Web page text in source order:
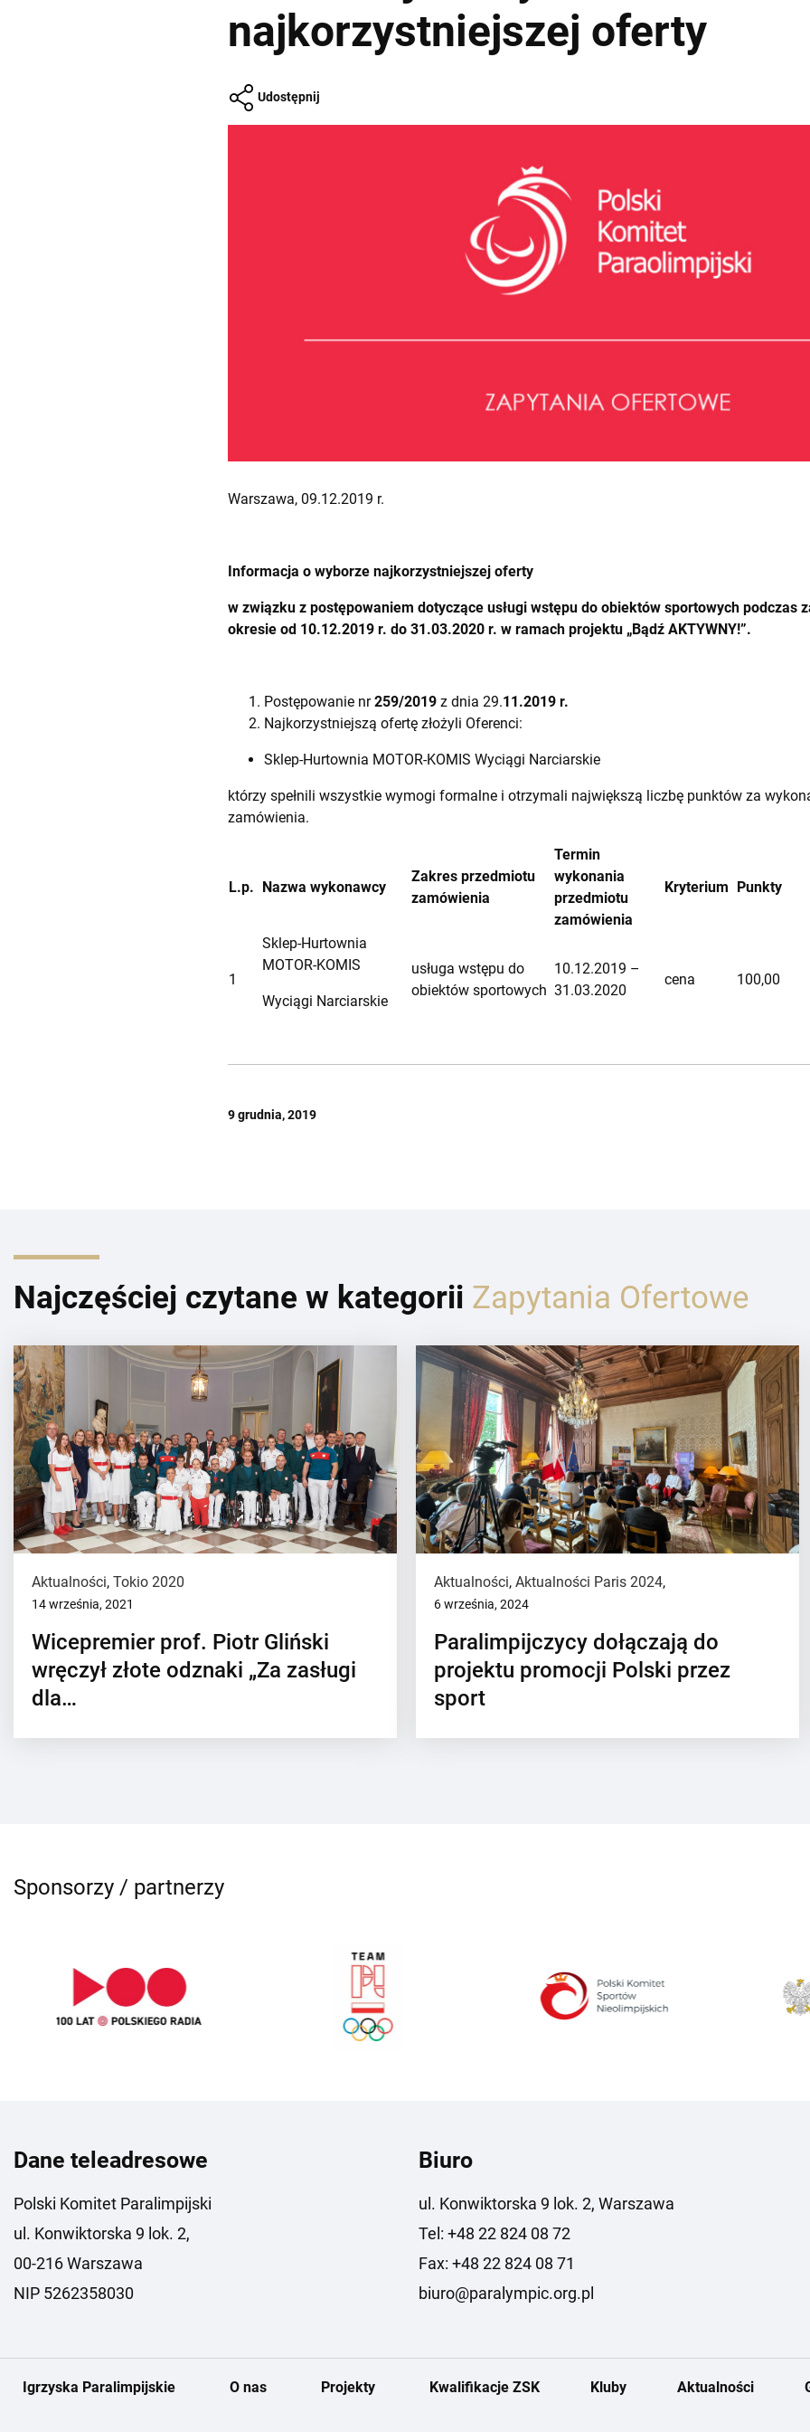
najkorzystniejszej oferty
Udostępnij
Warszawa, 09.12.2019 r.
Informacja o wyborze najkorzystniejszej oferty
w związku z postępowaniem dotyczące usługi wstępu do obiektów sportowych podczas
okresie od 10.12.2019 r. do 31.03.2020 r. w ramach projektu „Bądź AKTYWNY!”.
Postępowanie nr259/2019 z dnia 29.11.2019 r.
Najkorzystniejszą ofertę złożyli Oferenci:
Sklep-Hurtownia MOTOR-KOMIS Wyciągi Narciarskie
którzy spełnili wszystkie wymogi formalne i otrzymali największą liczbę punktów za
zamówienia.
L.p. Nazwa wykonawcy
Zakres przedmiotu
zamówienia
Termin
wykonania
przedmiotu
zamówienia
Kryterium Punkty
1
Sklep-Hurtownia
MOTOR-KOMIS
Wyciągi Narciarskie
usługa wstępu do
obiektów sportowych
10.12.2019 –
31.03.2020
cena 100,00
9 grudnia, 2019
Najczęściej czytane w kategorii Zapytania Ofertowe
Aktualności, Tokio 2020
14 września, 2021
Wicepremier prof. Piotr Gliński
wręczył złote odznaki „Za zasługi
dla…
Aktualności,Aktualności Paris 2024,
6 września, 2024
Paralimpijczycy dołączają do
projektu promocji Polski przez
sport
Sponsorzy / partnerzy
Dane teleadresowe
Polski Komitet Paralimpijski
ul. Konwiktorska 9 lok. 2,
00-216 Warszawa
NIP 5262358030
Biuro
ul. Konwiktorska 9 lok. 2, Warszawa
Tel: +48 22 824 08 72
Fax: +48 22 824 08 71
biuro@paralympic.org.pl
Igrzyska Paralimpijskie O nas Projekty Kwalifikacje ZSK Kluby Aktualności